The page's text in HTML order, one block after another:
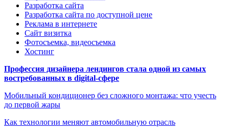
Разработка сайта
Разработка сайта по доступной цене
Реклама в интернете
Сайт визитка
Фотосъемка, видеосъемка
Хостинг
Профессия дизайнера лендингов стала одной из самых
востребованных в digital-сфере
Мобильный кондиционер без сложного монтажа: что учесть
до первой жары
Как технологии меняют автомобильную отрасль